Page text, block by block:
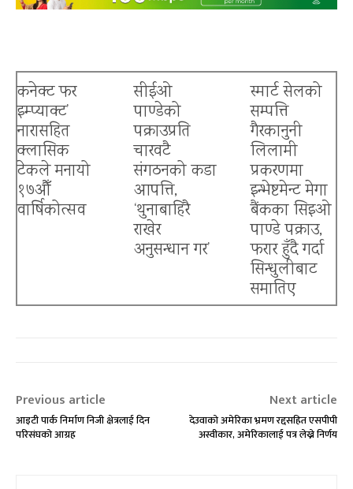
कनेक्ट फर
इम्प्याक्ट’
नारासहित
क्लासिक
टेकले मनायो
१७औँ
वार्षिकोत्सव
सीईओ
पाण्डेको
पक्राउप्रति
चारवटै
संगठनको कडा
आपत्ति,
‘थुनाबाहिरै
राखेर
अनुसन्धान गर’
स्मार्ट सेलको
सम्पत्ति
गैरकानुनी
लिलामी
प्रकरणमा
इन्भेष्टमेन्ट मेगा
बैंकका सिइओ
पाण्डे पक्राउ,
फरार हुँदै गर्दा
सिन्धुलीबाट
समातिए
Previous article
आइटी पार्क निर्माण निजी क्षेत्रलाई दिन
परिसंघको आग्रह
Next article
देउवाको अमेरिका भ्रमण रद्दसहित एसपीपी
अस्वीकार, अमेरिकालाई पत्र लेख्ने निर्णय